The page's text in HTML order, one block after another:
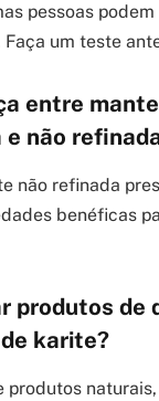
pessoas
um teste
entre
não
não refinada
benéficas
produtos de
karite?
produtos